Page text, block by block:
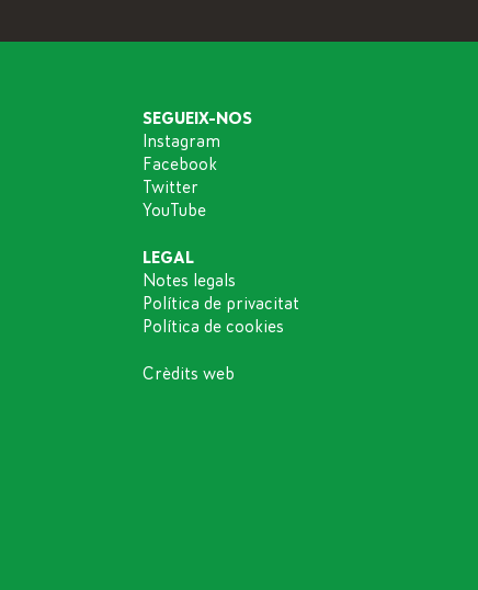
SEGUEIX-NOS
Instagram
Facebook
Twitter
YouTube
LEGAL
Notes legals
Política de privacitat
Política de cookies
Crèdits web